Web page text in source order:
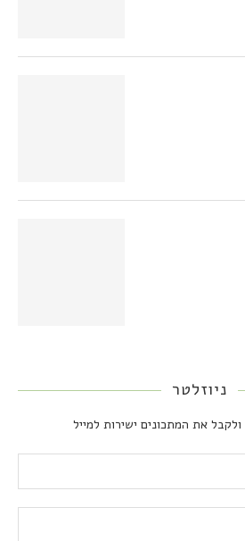
ניוזלטר
את המתכונים ישירות למייל